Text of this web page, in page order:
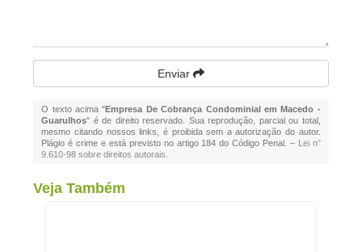
Enviar
O texto acima "Empresa De Cobrança Condominial em Macedo -
Guarulhos" é de direito reservado. Sua reprodução, parcial ou total,
mesmo citando nossos links, é proibida sem a autorização do autor.
Plágio é crime e está previsto no artigo 184 do Código Penal. – Lei n°
9.610-98 sobre direitos autorais
Veja Também